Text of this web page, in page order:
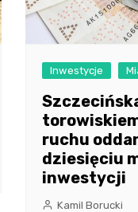
Inwestycje
ruchu
dziesięciu
inwestycji
Kamil Borucki